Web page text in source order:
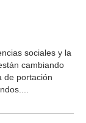
sociales y la
cambiando
de portación